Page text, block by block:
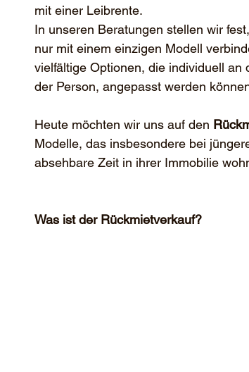
mit einer Leibrente.
In unseren Beratungen stellen wir
nur mit einem einzigen Modell
vielfältige Optionen, die individuell
der Person, angepasst werden
Heute möchten wir uns auf den
Modelle, das insbesondere bei
absehbare Zeit in ihrer Immobilie
Was ist der Rückmietverkauf?